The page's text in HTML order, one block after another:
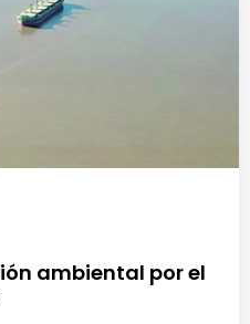
ambiental por el